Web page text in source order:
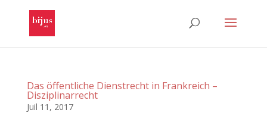
Das öffentliche Dienstrecht in Frankreich –
Disziplinarrecht
Juil 11, 2017